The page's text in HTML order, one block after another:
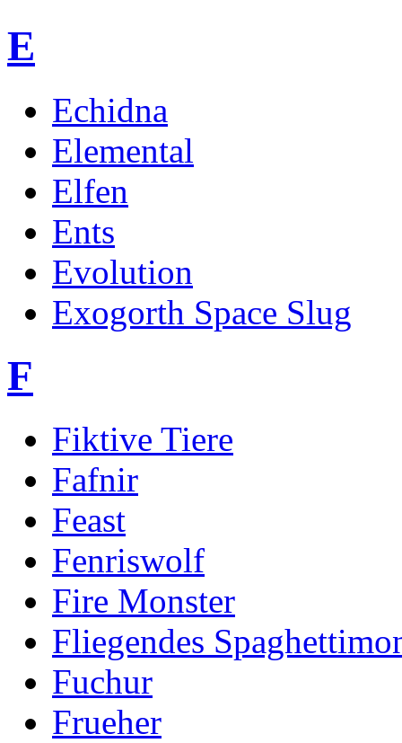
E
Echidna
Elemental
Elfen
Ents
Evolution
Exogorth Space Slug
F
Fiktive Tiere
Fafnir
Feast
Fenriswolf
Fire Monster
Fliegendes
Fuchur
Frueher